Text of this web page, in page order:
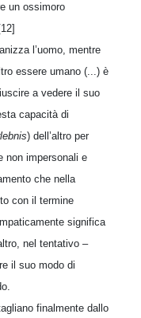
un ossimoro
l’uomo, mentre
essere umano (...) è
a vedere il suo
capacità di
) dell’altro per
non impersonali e
che nella
con il termine
significa
nel tentativo –
il suo modo di
finalmente dallo